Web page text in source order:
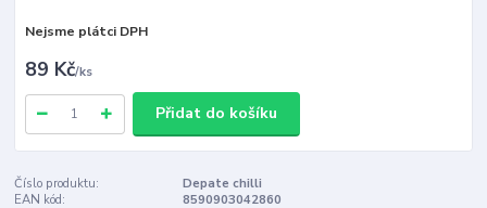
Nejsme plátci DPH
89 Kč/ks
Přidat do košíku
Číslo produktu:
Depate chilli
EAN kód:
8590903042860